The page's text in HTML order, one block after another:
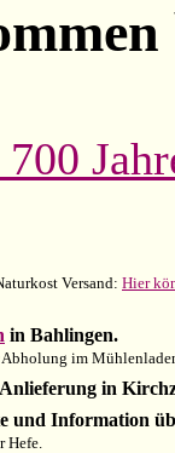
Versand: Hier
in Bahlingen.
im
in
und Information
Hefe.